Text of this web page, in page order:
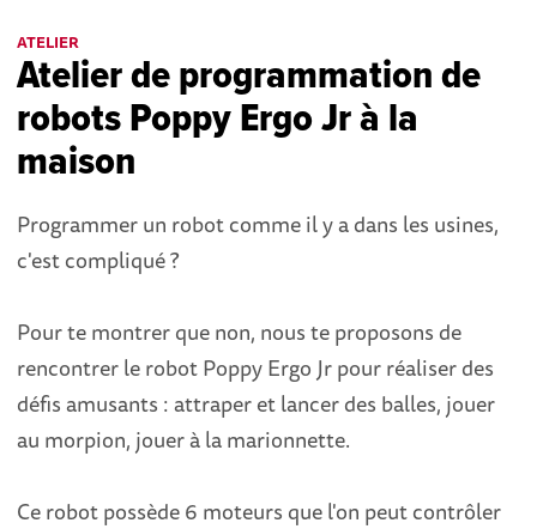
ATELIER
Atelier de programmation de
robots Poppy Ergo Jr à la
maison
Programmer un robot comme il y a dans les usines,
c'est compliqué ?
Pour te montrer que non, nous te proposons de
rencontrer le robot Poppy Ergo Jr pour réaliser des
défis amusants : attraper et lancer des balles, jouer
au morpion, jouer à la marionnette.
Ce robot possède 6 moteurs que l'on peut contrôler